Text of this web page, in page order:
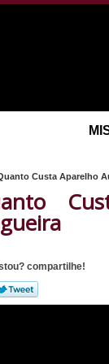
Custa Aparelho
compartilhe!